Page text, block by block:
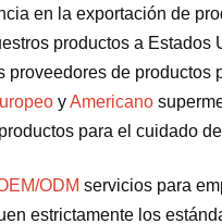
en la exportación de
productos a Estados
proveedores de productos
yAmericano
para el cuidado
ODM servicios para
estrictamente los